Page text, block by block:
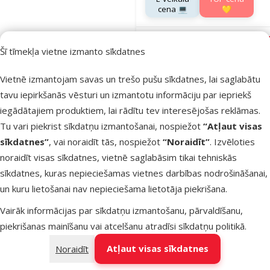
Šī tīmekļa vietne izmanto sīkdatnes
Vietnē izmantojam savas un trešo pušu sīkdatnes, lai saglabātu
tavu iepirkšanās vēsturi un izmantotu informāciju par iepriekš
iegādātajiem produktiem, lai rādītu tev interesējošas reklāmas.
Tu vari piekrist sīkdatņu izmantošanai, nospiežot “Atļaut visas
sīkdatnes”, vai noraidīt tās, nospiežot “Noraidīt”. Izvēloties
noraidīt visas sīkdatnes, vietnē saglabāsim tikai tehniskās
sīkdatnes, kuras nepieciešamas vietnes darbības nodrošināšanai,
un kuru lietošanai nav nepieciešama lietotāja piekrišana.
Vairāk informācijas par sīkdatņu izmantošanu, pārvaldīšanu,
piekrišanas mainīšanu vai atcelšanu atradīsi sīkdatņu politikā.
Noraidīt
Atļaut visas sīkdatnes
cena 💻
💛
Barība
Josera
Optiness
Medi/Maxi
Adult, 12,5
Oriģinālā
58,99 €
Cena
39,98 €
Cena par
100 g: 0,3 €
E-veikala